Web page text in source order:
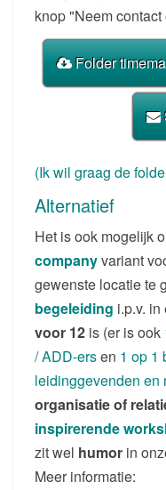
knop "Neem contact
Folder
(Ik wil graag de
Alternatief
Het is ook mogelijk
companyvariant
gewenste locatie te
begeleiding i.p.v.
voor 12 is (er is ook
/ ADD-ersen 1 op 1
leidinggevenden en
organisatie of
inspirerende
zit wel humor in
Meer informatie: